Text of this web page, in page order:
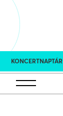
KONCERTNAPTÁR
Kulturális
Program